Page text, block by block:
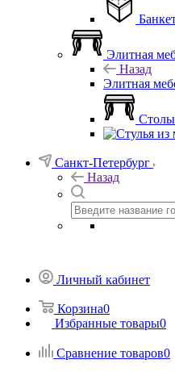
Элитная
Назад
Элитная
Столы
Санкт-Петербург
Назад
Личный кабинет
Корзина0
Избранные товары0
Сравнение товаров0